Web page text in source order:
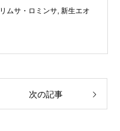
リムサ・ロミンサ 新生エオ
次の記事